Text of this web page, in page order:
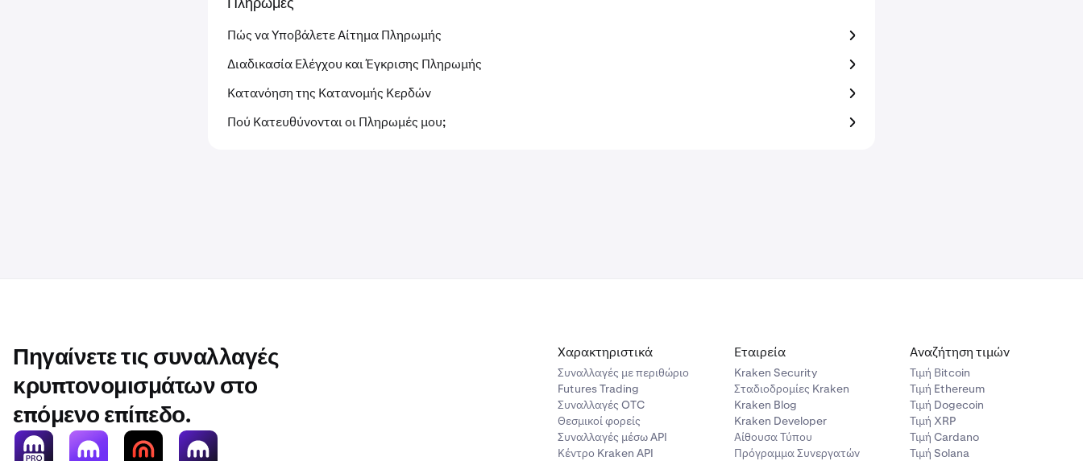
Πληρωμές
Πώς να Υποβάλετε Αίτημα Πληρωμής
Διαδικασία Ελέγχου και Έγκρισης Πληρωμής
Κατανόηση της Κατανομής Κερδών
Πού Κατευθύνονται οι Πληρωμές μου;
Πηγαίνετε τις συναλλαγές
κρυπτονομισμάτων στο
επόμενο επίπεδο.
Χαρακτηριστικά
Συναλλαγές με περιθώριο
Futures Trading
Συναλλαγές OTC
Θεσμικοί φορείς
Συναλλαγές μέσω API
Κέντρο Kraken API
Εταιρεία
Kraken Security
Σταδιοδρομίες Kraken
Kraken Blog
Kraken Developer
Αίθουσα Τύπου
Πρόγραμμα Συνεργατών
Αναζήτηση τιμών
Τιμή Βitcoin
Τιμή Ethereum
Τιμή Dogecoin
Τιμή XRP
Τιμή Cardano
Τιμή Solana